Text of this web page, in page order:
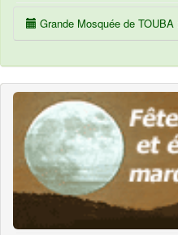
Grande Mosquée de